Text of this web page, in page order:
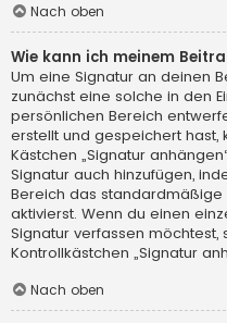
Nach oben
Wie kann ich meinem
Um eine Signatur an deinen
zunächst eine solche in den
persönlichen Bereich
erstellt und gespeichert hast,
Kästchen „Signatur
Signatur auch hinzufügen,
Bereich das
aktivierst. Wenn du einen
Signatur verfassen
Kontrollkästchen „Signatur
Nach oben